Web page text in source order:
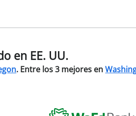
en EE. UU.
. Entre los 3 mejores en